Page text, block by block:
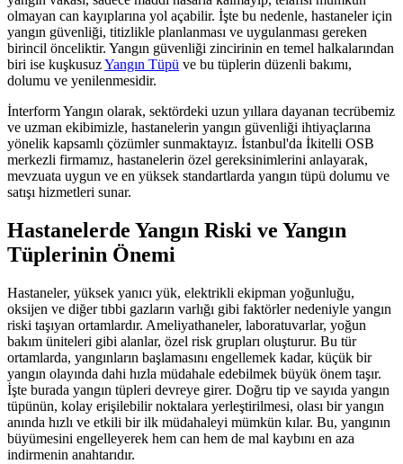
olmayan can kayıplarına yol açabilir. İşte bu nedenle, hastaneler için
yangın güvenliği, titizlikle planlanması ve uygulanması gereken
birincil önceliktir. Yangın güvenliği zincirinin en temel halkalarından
biri ise kuşkusuzYangın Tüpü ve bu tüplerin düzenli bakımı,
dolumu ve yenilenmesidir.
İnterform Yangın olarak, sektördeki uzun yıllara dayanan tecrübemiz
ve uzman ekibimizle, hastanelerin yangın güvenliği ihtiyaçlarına
yönelik kapsamlı çözümler sunmaktayız. İstanbul'da İkitelli OSB
merkezli firmamız, hastanelerin özel gereksinimlerini anlayarak,
mevzuata uygun ve en yüksek standartlarda yangın tüpü dolumu ve
satışı hizmetleri sunar.
Hastanelerde Yangın Riski ve Yangın
Tüplerinin Önemi
Hastaneler, yüksek yanıcı yük, elektrikli ekipman yoğunluğu,
oksijen ve diğer tıbbi gazların varlığı gibi faktörler nedeniyle yangın
riski taşıyan ortamlardır. Ameliyathaneler, laboratuvarlar, yoğun
bakım üniteleri gibi alanlar, özel risk grupları oluşturur. Bu tür
ortamlarda, yangınların başlamasını engellemek kadar, küçük bir
yangın olayında dahi hızla müdahale edebilmek büyük önem taşır.
İşte burada yangın tüpleri devreye girer. Doğru tip ve sayıda yangın
tüpünün, kolay erişilebilir noktalara yerleştirilmesi, olası bir yangın
anında hızlı ve etkili bir ilk müdahaleyi mümkün kılar. Bu, yangının
büyümesini engelleyerek hem can hem de mal kaybını en aza
indirmenin anahtarıdır.